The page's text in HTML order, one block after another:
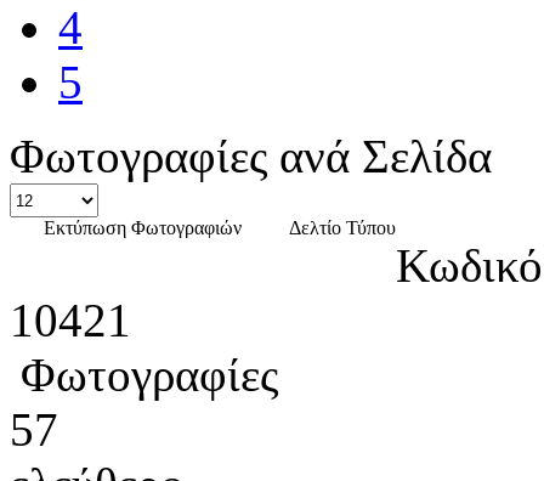
4
5
Φωτογραφίες ανά Σελίδα
Εκτύπωση Φωτογραφιών Δελτίο Τύπου
10421
Φωτογραφίες
57